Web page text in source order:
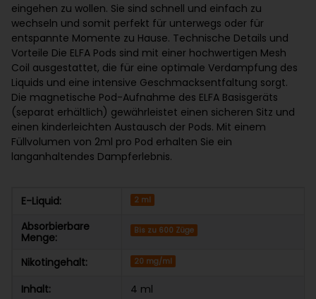
eingehen zu wollen. Sie sind schnell und einfach zu
wechseln und somit perfekt für unterwegs oder für
entspannte Momente zu Hause. Technische Details und
Vorteile Die ELFA Pods sind mit einer hochwertigen Mesh
Coil ausgestattet, die für eine optimale Verdampfung des
Liquids und eine intensive Geschmacksentfaltung sorgt.
Die magnetische Pod-Aufnahme des ELFA Basisgeräts
(separat erhältlich) gewährleistet einen sicheren Sitz und
einen kinderleichten Austausch der Pods. Mit einem
Füllvolumen von 2ml pro Pod erhalten Sie ein
langanhaltendes Dampferlebnis.
E-Liquid: 2 ml
Absorbierbare
Menge:
Bis zu 600 Züge
Nikotingehalt: 20 mg/ml
Inhalt: 4 ml